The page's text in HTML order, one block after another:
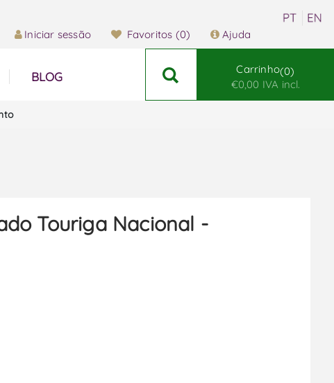
Iniciar sessão Favoritos (0) Ajuda
BLOG
Carrinho 0
€0,00 IVA incl.
Touriga Nacional -